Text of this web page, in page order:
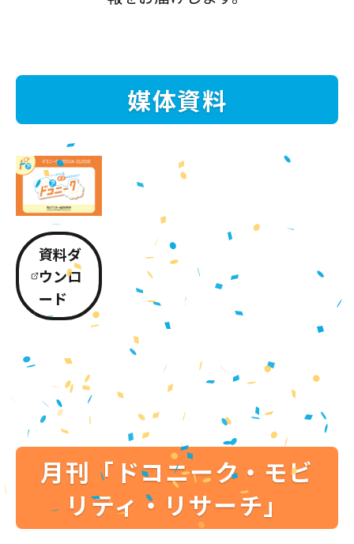
媒体資料
資料ダ
ウンロ
ード
月刊「ドコニーク・モビ
リティ・リサーチ」